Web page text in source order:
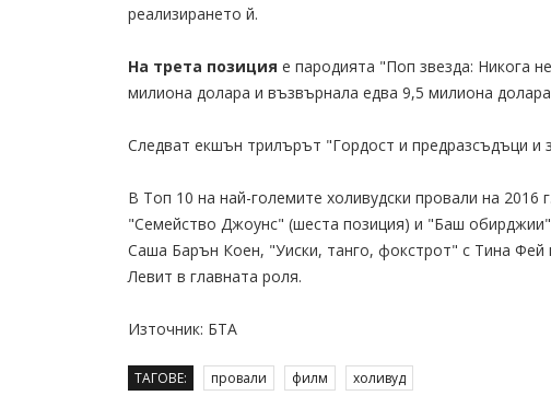
реализирането й.
На трета позиция е пародията "Поп звезда: Никога
милиона долара и възвърнала едва 9,5 милиона
Следват екшън трилърът "Гордост и предразсъдъци и
В Топ 10 на най-големите холивудски провали на 2016
"Семейство Джоунс" (шеста позиция) и "Баш
Саша Барън Коен, "Уиски, танго, фокстрот" с Тина
Левит в главната роля.
Източник: БТА
ТАГОВЕ: провали филм холивуд